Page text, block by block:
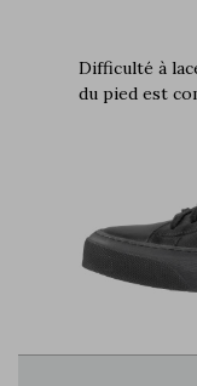
Difficulté à
du pied est